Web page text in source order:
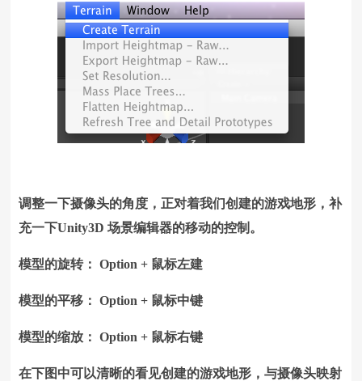
调整一下摄像头的角度，正对着我们创建的游戏地形，补
充一下Unity3D 场景编辑器的移动的控制。
模型的旋转： Option + 鼠标左建
模型的平移： Option + 鼠标中键
模型的缩放： Option + 鼠标右键
在下图中可以清晰的看见创建的游戏地形，与摄像头映射